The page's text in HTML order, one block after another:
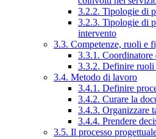
3.2.2. Tipologie di
3.2.3. Tipologie di
intervento
3.3. Competenze, ruoli e
3.3.1. Coordinatore
3.3.2. Definire ruoli
3.4. Metodo di lavoro
3.4.1. Definire
3.4.2. Curare la
3.4.3. Organizzare
3.4.4. Prendere
3.5. Il processo